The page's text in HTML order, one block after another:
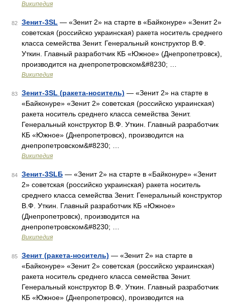
Википедия
82 Зенит-3SL — «Зенит 2» на старте в «Байконуре» «Зенит 2»
советская (российско украинская) ракета носитель среднего
класса семейства Зенит. Генеральный конструктор В.Ф.
Уткин. Главный разработчик КБ «Южное» (Днепропетровск),
производится на днепропетровском&#8230; …
Википедия
83 Зенит-3SL (ракета-носитель) — «Зенит 2» на старте в
«Байконуре» «Зенит 2» советская (российско украинская)
ракета носитель среднего класса семейства Зенит.
Генеральный конструктор В.Ф. Уткин. Главный разработчик
КБ «Южное» (Днепропетровск), производится на
днепропетровском&#8230; …
Википедия
84 Зенит-3SLБ — «Зенит 2» на старте в «Байконуре» «Зенит
2» советская (российско украинская) ракета носитель
среднего класса семейства Зенит. Генеральный конструктор
В.Ф. Уткин. Главный разработчик КБ «Южное»
(Днепропетровск), производится на
днепропетровском&#8230; …
Википедия
85 Зенит (ракета-носитель) — «Зенит 2» на старте в
«Байконуре» «Зенит 2» советская (российско украинская)
ракета носитель среднего класса семейства Зенит.
Генеральный конструктор В.Ф. Уткин. Главный разработчик
КБ «Южное» (Днепропетровск), производится на